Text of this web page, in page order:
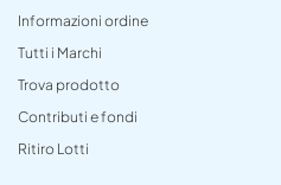
Informazioni ordine
Tutti i Marchi
Trova prodotto
Contributi e fondi
Ritiro Lotti